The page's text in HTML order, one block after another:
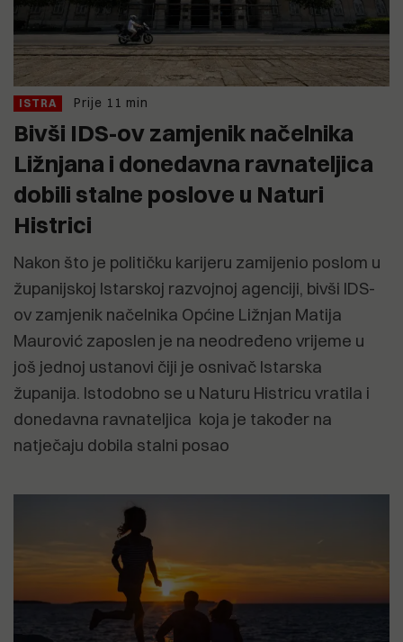
ISTRA Prije 11 min
Bivši IDS-ov zamjenik načelnika
Ližnjana i donedavna ravnateljica
dobili stalne poslove u Naturi
Histrici
Nakon što je političku karijeru zamijenio poslom u
županijskoj Istarskoj razvojnoj agenciji, bivši IDS-
ov zamjenik načelnika Općine Ližnjan Matija
Maurović zaposlen je na neodređeno vrijeme u
još jednoj ustanovi čiji je osnivač Istarska
županija. Istodobno se u Naturu Histricu vratila i
donedavna ravnateljica koja je također na
natječaju dobila stalni posao